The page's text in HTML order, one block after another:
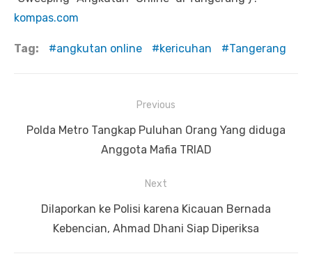
kompas.com
Tag: angkutan online kericuhan Tangerang
pos
Previous
Previous
Polda Metro Tangkap Puluhan Orang Yang diduga
Anggota Mafia TRIAD
Next
NextDilaporkan ke Polisi karena Kicauan Bernada
Kebencian, Ahmad Dhani Siap Diperiksa